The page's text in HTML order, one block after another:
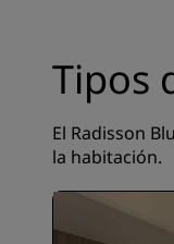
Tipos
El Radisson
la habitación.